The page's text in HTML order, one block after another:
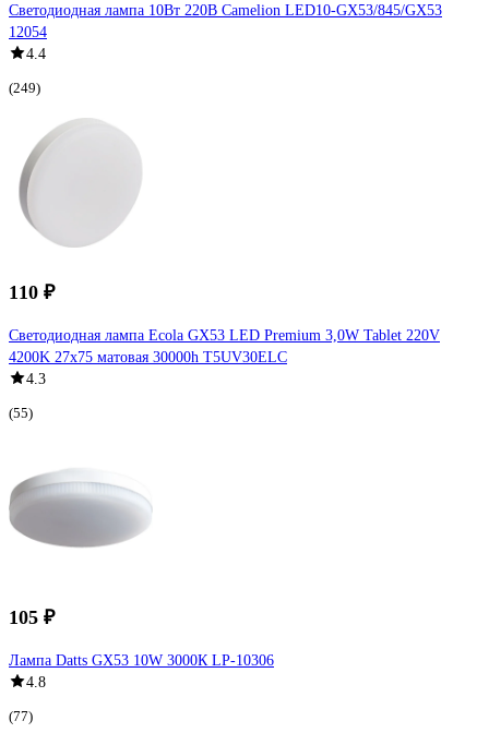
Светодиодная лампа 10Вт 220В Camelion LED10-GX53/845/GX53
12054
4.4
(249)
110 ₽
Светодиодная лампа Ecola GX53 LED Premium 3,0W Tablet 220V
4200K 27x75 матовая 30000h T5UV30ELC
4.3
(55)
105 ₽
Лампа Datts GX53 10W 3000К LP-10306
4.8
(77)